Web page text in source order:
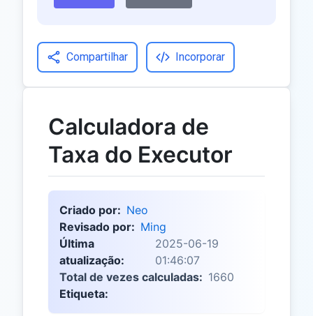
Compartilhar Incorporar
Calculadora de
Taxa do Executor
Criado por: Neo
Revisado por: Ming
Última
atualização:
2025-06-19
01:46:07
Total de vezes calculadas: 1660
Etiqueta: